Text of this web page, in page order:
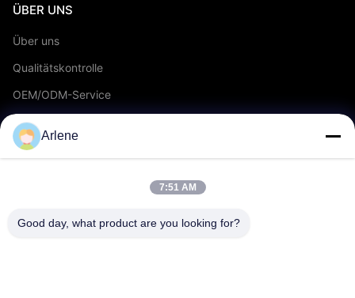
ÜBER UNS
Über uns
Qualitätskontrolle
OEM/ODM-Service
Veranstaltungen und Neuigkeiten
FAQs
Arlene
7:51 AM
Good day, what product are you looking for?